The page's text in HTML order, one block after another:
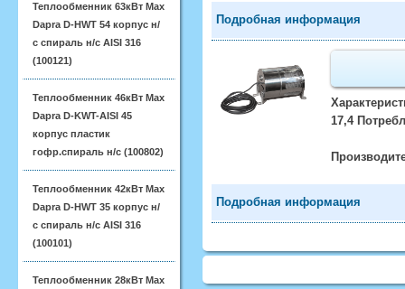
Теплообменник 63кВт Max
Dapra D-HWT 54 корпус н/
с спираль н/с AISI 316
(100121)
Теплообменник 46кВт Max
Dapra D-KWT-AISI 45
корпус пластик
гофр.спираль н/с (100802)
Теплообменник 42кВт Max
Dapra D-HWT 35 корпус н/
с спираль н/с AISI 316
(100101)
Теплообменник 28кВт Max
Подробная информация
17,4
Подробная информация